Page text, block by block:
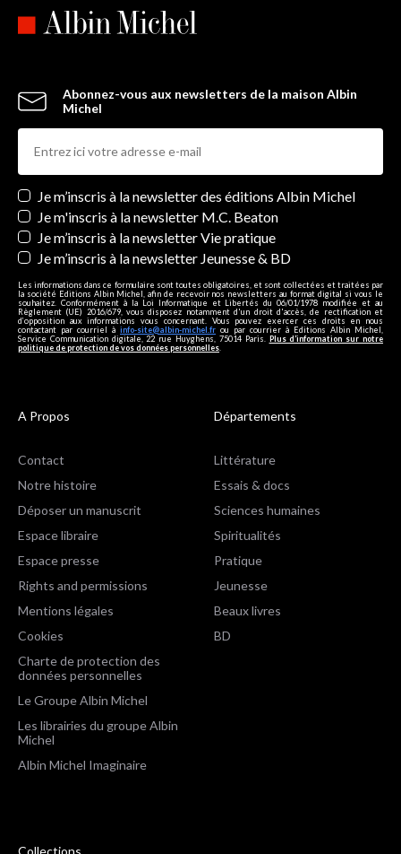
Abonnez-vous aux newsletters de la maison Albin
Michel
Newsletters
Je m’inscris à la newsletter des éditions Albin Michel
Je m'inscris à la newsletter M.C. Beaton
Je m’inscris à la newsletter Vie pratique
Je m’inscris à la newsletter Jeunesse & BD
Les informations dans ce formulaire sont toutes obligatoires, et sont collectées et traitées par
la société Editions Albin Michel, afin de recevoir nos newsletters au format digital si vous le
souhaitez. Conformément à la Loi Informatique et Libertés du 06/01/1978 modifiée et au
Règlement (UE) 2016/679, vous disposez notamment d'un droit d'accès, de rectification et
d’opposition aux informations vous concernant. Vous pouvez exercer ces droits en nous
contactant par courriel à info-site@albin-michel.fr ou par courrier à Editions Albin Michel,
Service Communication digitale, 22 rue Huyghens, 75014 Paris. Plus d’information sur notre
politique de protection de vos données personnelles.
A Propos
Contact
Notre histoire
Déposer un manuscrit
Espace libraire
Espace presse
Rights and permissions
Mentions légales
Cookies
Charte de protection des
données personnelles
Le Groupe Albin Michel
Les librairies du groupe Albin
Michel
Albin Michel Imaginaire
Départements
Littérature
Essais & docs
Sciences humaines
Spiritualités
Pratique
Jeunesse
Beaux livres
BD